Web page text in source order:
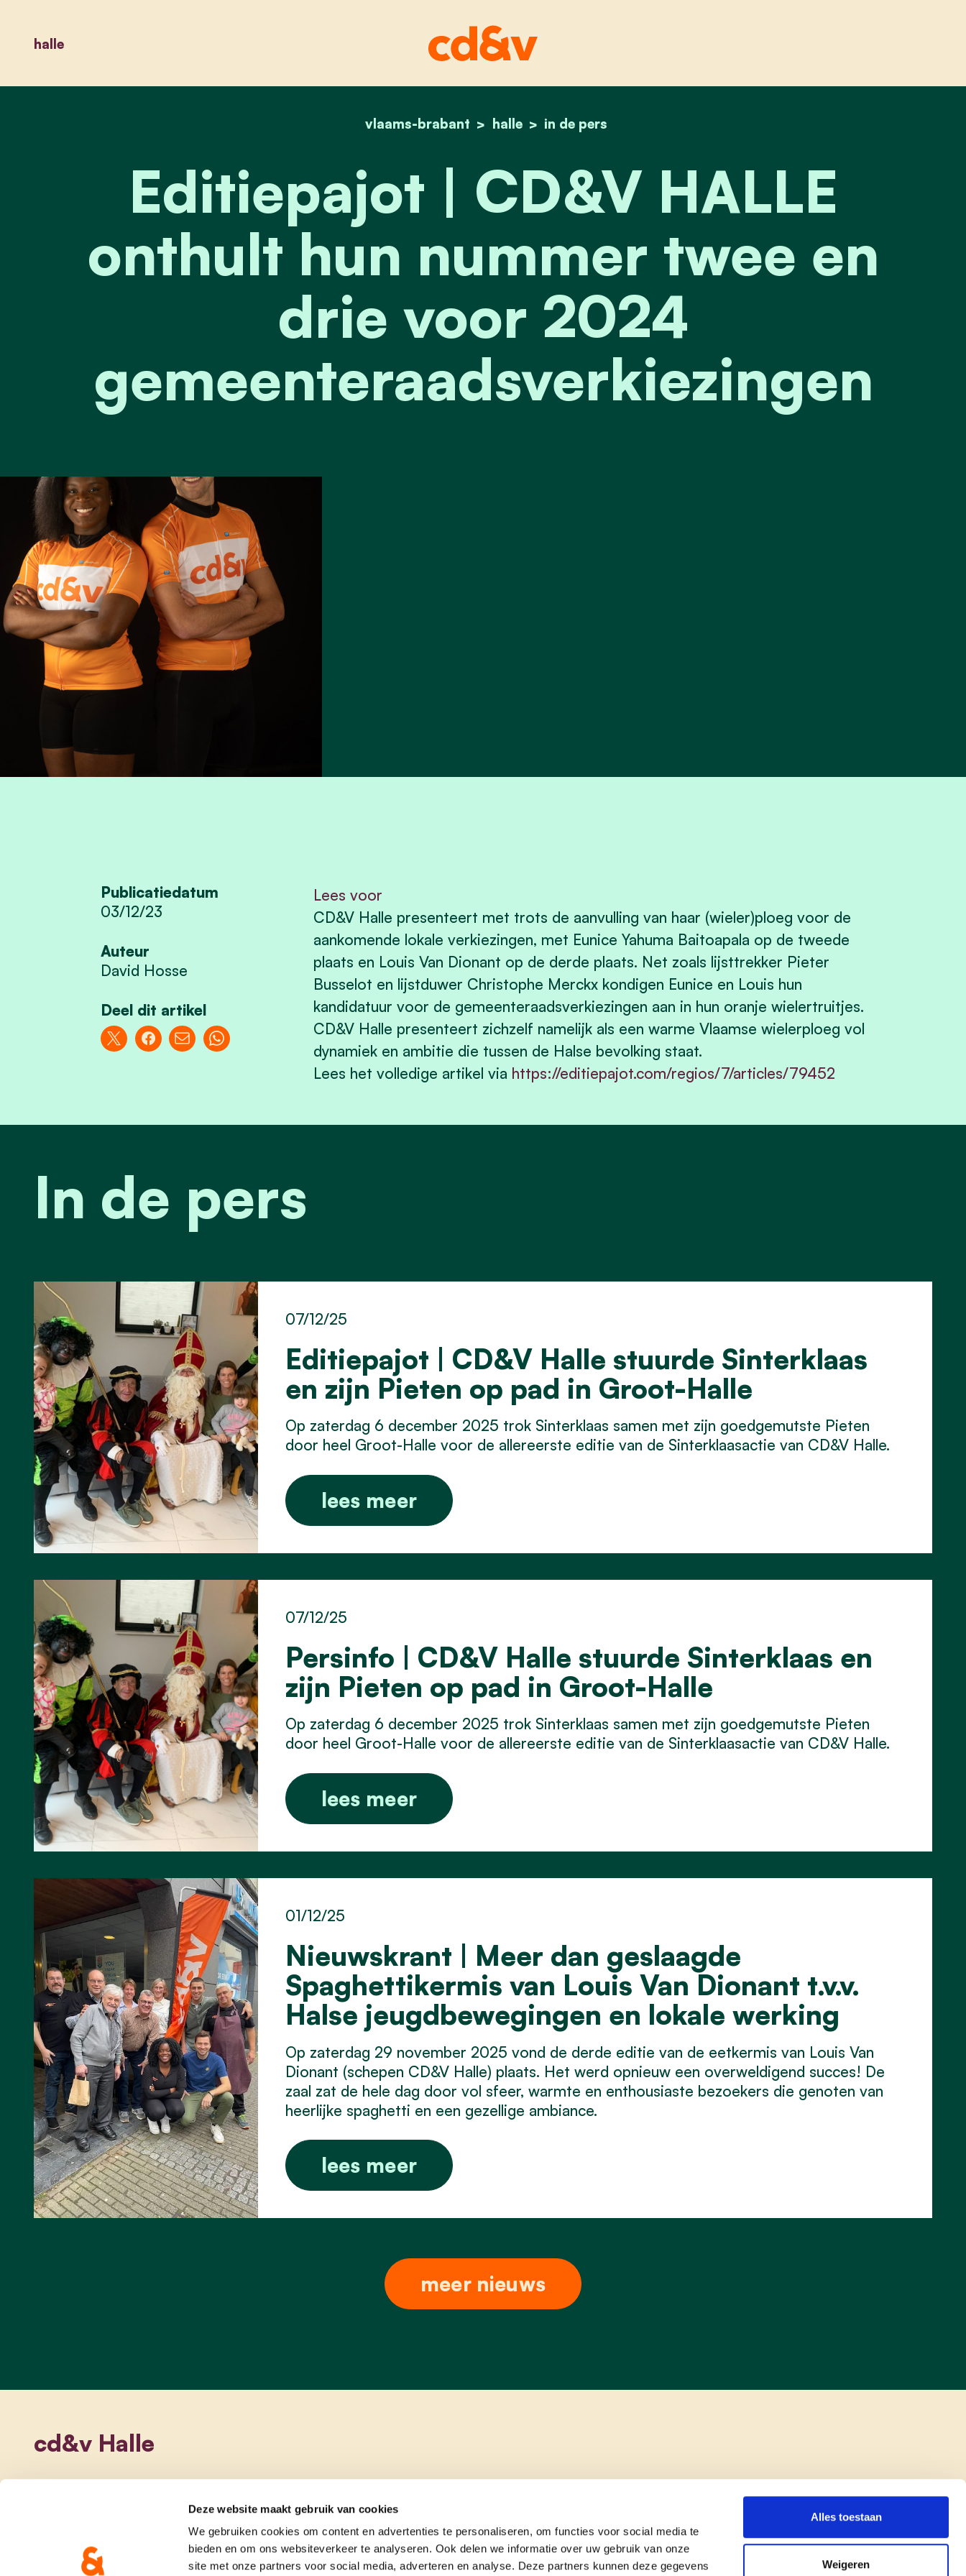
Deze website maakt gebruik van cookies
We gebruiken cookies om content en advertenties te personaliseren, om functies voor social media te
bieden en om ons websiteverkeer te analyseren. Ook delen we informatie over uw gebruik van onze
site met onze partners voor social media, adverteren en analyse. Deze partners kunnen deze gegevens
Alles toestaan
Weigeren
halle
home
vlaams-brabant halle in de pers
editiepajot | cd&v halle onthult hun nummer twee en drie voor 2024
Editiepajot | CD&V HALLE
onthult hun nummer twee en
drie voor 2024
gemeenteraadsverkiezingen
Publicatiedatum
03/12/23
Auteur
David Hosse
Deel dit artikel
Lees voor
CD&V Halle presenteert met trots de aanvulling van haar (wieler)ploeg voor de
aankomende lokale verkiezingen, met Eunice Yahuma Baitoapala op de tweede
plaats en Louis Van Dionant op de derde plaats. Net zoals lijsttrekker Pieter
Busselot en lijstduwer Christophe Merckx kondigen Eunice en Louis hun
kandidatuur voor de gemeenteraadsverkiezingen aan in hun oranje wielertruitjes.
CD&V Halle presenteert zichzelf namelijk als een warme Vlaamse wielerploeg vol
dynamiek en ambitie die tussen de Halse bevolking staat.
Lees het volledige artikel via https://editiepajot.com/regios/7/articles/79452
In de pers
Editiepajot | CD&V Halle stuurde Sinterklaas
en zijn Pieten op pad in Groot-Halle
07/12/25
Op zaterdag 6 december 2025 trok Sinterklaas samen met zijn goedgemutste Pieten
door heel Groot-Halle voor de allereerste editie van de Sinterklaasactie van CD&V Halle.
lees meer
Persinfo | CD&V Halle stuurde Sinterklaas en
zijn Pieten op pad in Groot-Halle
07/12/25
Op zaterdag 6 december 2025 trok Sinterklaas samen met zijn goedgemutste Pieten
door heel Groot-Halle voor de allereerste editie van de Sinterklaasactie van CD&V Halle.
lees meer
Nieuwskrant | Meer dan geslaagde
Spaghettikermis van Louis Van Dionant t.v.v.
Halse jeugdbewegingen en lokale werking
01/12/25
Op zaterdag 29 november 2025 vond de derde editie van de eetkermis van Louis Van
Dionant (schepen CD&V Halle) plaats. Het werd opnieuw een overweldigend succes! De
zaal zat de hele dag door vol sfeer, warmte en enthousiaste bezoekers die genoten van
heerlijke spaghetti en een gezellige ambiance.
lees meer
meer nieuws
cd&v Halle